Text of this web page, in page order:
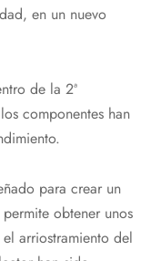
en un nuevo
de la 2ª
componentes han
para crear un
obtener unos
arriostramiento del